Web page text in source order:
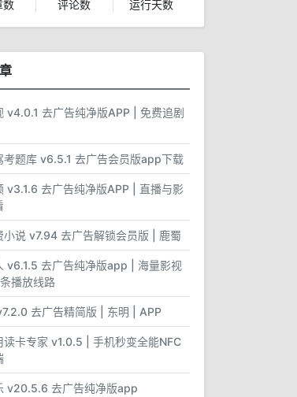
数 评论数 运行天数
v4.0.1 去广告纯净版APP | 免费追剧
考题库 v6.5.1 去广告会员版app下载
v3.1.6 去广告纯净版APP | 直播与影
小说 v7.94 去广告解锁会员版 | 鹿蜀
v6.1.5 去广告纯净版app | 海量影视
播放线路
去广告精简版 | 东明 | APP
读卡专家 v1.0.5 | 手机秒变全能NFC
v20.5.6 去广告纯净版app